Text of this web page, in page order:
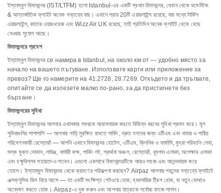
ইস্তাম্বুল বিমানবন্দর (IST/LTFM) হলো Istanbul-এর একটি প্রধান বিমানবন্দর, যেখান থেকে ডমেস্টিক
& আন্তর্জাতিক ফ্লাইট অনেক গন্তব্যে যায়। এখানে প্রায় 20টি এয়ারলাইন্স রয়েছে, যার মধ্যে টার্কিশ
এয়ারলাইন্স, কাতার এয়ারওয়েজ এবং Wizz Air UK রয়েছে, তাই প্রতিদিন অনেক ফ্লাইট থেকে বেছে
নেওয়ার সুযোগ আছে।
বিমানবন্দরে প্রবেশ
ইস্তাম্বুল বিমানবন্দর се намира в Istanbul, на около км от — удобно място за
начало на вашето пътуване. Използвате карти или приложение за
превоз? Ще го намерите на 41.2728, 28.7269. Откъдето и да тръгвате,
опитайте се да излезете малко по-рано, за да пристигнете без
бързане।
বিমানবন্দরের সুবিধা
ইস্তাম্বুল বিমানবন্দর আপনার এখানকার সময়কে আরামদায়ক করতে বিভিন্ন ধরনের সুবিধা প্রদান করে। মূল
সুবিধাগুলির পাশাপাশি — আপনার গাড়ি সুরক্ষিত রাখতে পার্কিং, দ্রুত নগদের জন্য এটিএম এবং খাবার ও পানীয়
পরিবেশনকারী রেস্তোরাঁ — আপনি এখানে বিমানবন্দর হোটেল, এটিএম, ক্লিনিক ও ফার্মাসি, মুদ্রা পরিবর্তন সেবা,
শুল্ক মুক্ত দোকান, লাউঞ্জ, নার্সারী কক্ষ, পার্কিং লট, প্রার্থনা অঞ্চল, রেস্তোরাঁ, ধূমপান এলাকা, অপেক্ষার এলাকা
এবং চক্ষুবিপ্লব সহায়তা-ও পাবেন। এগুলো একসাথে বিমানবন্দরটিকে আরও সহজ এবং আনন্দদায়ক করে
তোলে। ইস্তাম্বুল বিমানবন্দর থেকে ভ্রমণের পরিকল্পনা করছেন? Airpaz আপনার পছন্দের গন্তব্যে ফ্লাইটে
এক্সক্লুসিভ ডিল নিয়ে আসে — তা একটি সংক্ষিপ্ত গেটওয়ে হোক, ব্যবসায়িক ট্রিপ হোক, বা নতুন কোথাও
অন্বেষণ করতে হোক। Airpaz-এ বুক করুন এবং আপনার যাত্রাকে সর্বোচ্চ কাজে লাগান।